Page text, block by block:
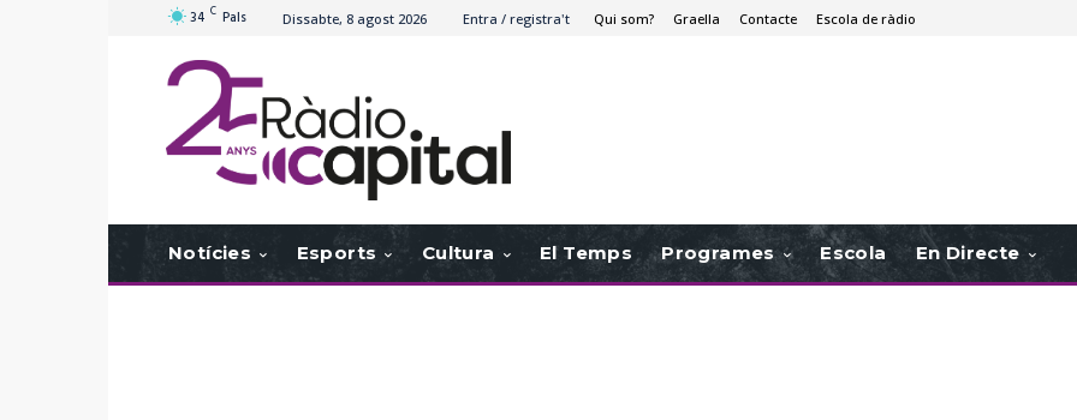
34 C Pals Dissabte, 8 agost 2026 Entra / registra't Qui som? Graella Contacte Escola de ràdio
Notícies Esports Cultura El Temps Programes Escola En Directe